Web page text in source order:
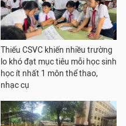
Thiếu CSVC khiến nhiều trường
lo khó đạt mục tiêu mỗi học sinh
học ít nhất 1 môn thể thao,
nhạc cụ